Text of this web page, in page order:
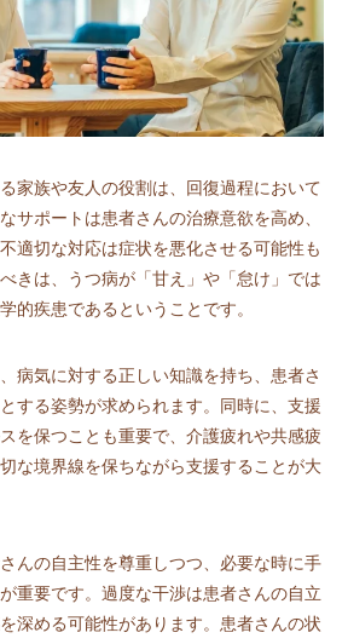
家族や友人の役割は、回復過程において
サポートは患者さんの治療意欲を高め、
適切な対応は症状を悪化させる可能性も
きは、うつ病が「甘え」や「怠け」では
的疾患であるということです。
病気に対する正しい知識を持ち、患者さ
する姿勢が求められます。同時に、支援
を保つことも重要で、介護疲れや共感疲
な境界線を保ちながら支援することが大
んの自主性を尊重しつつ、必要な時に手
重要です。過度な干渉は患者さんの自立
深める可能性があります。患者さんの状